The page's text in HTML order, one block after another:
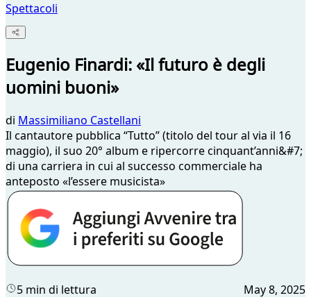
Spettacoli
Eugenio Finardi: «Il futuro è degli
uomini buoni»
di Massimiliano Castellani
Il cantautore pubblica “Tutto” (titolo del tour al via il 16
maggio), il suo 20° album e ripercorre cinquant’anni&#7;
di una carriera in cui al successo commerciale ha
anteposto «l’essere musicista»
5 min di lettura May 8, 2025